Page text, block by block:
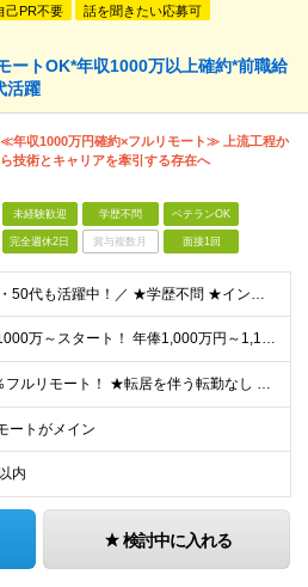
己PR不要 話を聞きたい応募可
ートOK*年収1000万以上確約*前職給
活躍
≪年収1000万円確約×フルリモート≫ 上流工程か
ら技術とキャリアを牽引する存在へ
未経験歓迎 学歴不問 ベテランOK
完全週休2日 賞与複数月 面接1回
＼40代・50代も活躍中！／ ★学歴不問 ★インフラエンジニアの経験を5年以上お持ちの方 ≪こんな方にピッタリです！≫ ◎自身の市場価値を正当に評価してほしい ◎今より年収をアップさせたい ◎多彩な
★年収1000万～スタート！ 年俸1,000万円～1,162万8,000円（12分割） ※経験・スキルを考慮の上決定します ※上記金額には固定残業代（月30h分・158,400円～184,000円
★100％フルリモート！ ★転居を伴う転勤なし 本社またはプロジェクト先にて勤務いただきます！ ※プロジェクト先は一都三県及び23区内がメイン 【本社】 東京都新宿区神楽坂1-2 研究社英語センタ
ートがメイン
内
検討中に入れる